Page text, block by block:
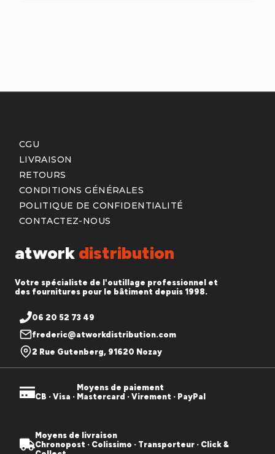
atwork distribution
Votre spécialiste de l'outillage professionnel et
des fournitures pour le bâtiment depuis 1998.
06 20 52 73 49
frederic@atworkdistribution.com
2 Rue Gutenberg, 91620 Nozay
CGU
LIVRAISON
RETOURS
CONDITIONS GÉNÉRALES
POLITIQUE DE CONFIDENTIALITÉ
CONTACTEZ-NOUS
Moyens de paiement
CB · Visa · Mastercard · Virement · PayPal
Moyens de livraison
Chronopost · Colissimo · Transporteur · Click &